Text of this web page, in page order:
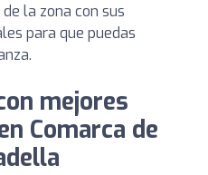
la zona con sus
para que puedas
mejores
Comarca de